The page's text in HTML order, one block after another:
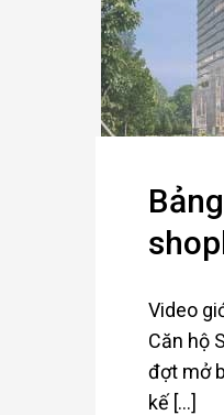
Video
Căn hộ
đợt mở
kế [...]